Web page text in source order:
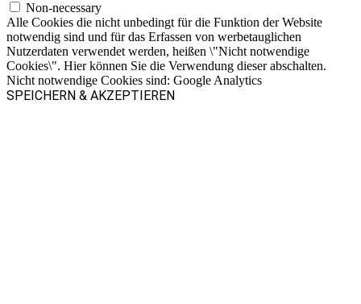
Non-necessary
Alle Cookies die nicht unbedingt für die Funktion der Website
notwendig sind und für das Erfassen von werbetauglichen
Nutzerdaten verwendet werden, heißen \"Nicht notwendige
Cookies\". Hier können Sie die Verwendung dieser abschalten.
Nicht notwendige Cookies sind: Google Analytics
SPEICHERN & AKZEPTIEREN